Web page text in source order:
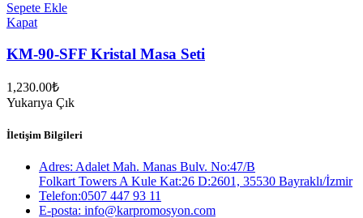
Sepete Ekle
Kapat
KM-90-SFF Kristal Masa Seti
1,230.00₺
Yukarıya Çık
İletişim Bilgileri
Adres: Adalet Mah. Manas Bulv. No:47/B
Folkart Towers A Kule Kat:26 D:2601, 35530 Bayraklı/İzmir
Telefon:0507 447 93 11
E-posta: info@karpromosyon.com